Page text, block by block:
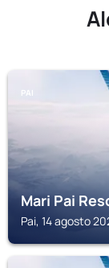
PAI
Mari Pai
Pai, 14 agosto